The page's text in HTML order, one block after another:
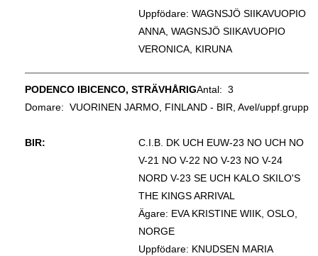
Uppfödare: WAGNSJÖ SIIKAVUOPIO
ANNA, WAGNSJÖ SIIKAVUOPIO
VERONICA, KIRUNA
PODENCO IBICENCO, STRÄVHÅRIGAntal: 3
Domare: VUORINEN JARMO, FINLAND - BIR, Avel/uppf.grupp
BIR:
C.I.B. DK UCH EUW-23 NO UCH NO
V-21 NO V-22 NO V-23 NO V-24
NORD V-23 SE UCH KALO SKILO'S
THE KINGS ARRIVAL
Ägare: EVA KRISTINE WIIK, OSLO,
NORGE
Uppfödare: KNUDSEN MARIA